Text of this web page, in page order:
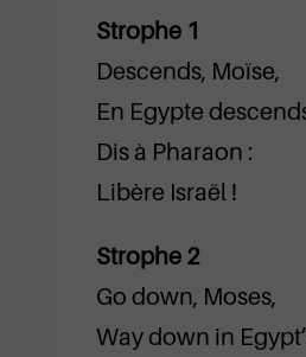
Strophe 1
Descends, Moïse,
En Egypte
Dis à Pharaon :
Libère Israël !
Strophe 2
Go down, Moses,
Way down in